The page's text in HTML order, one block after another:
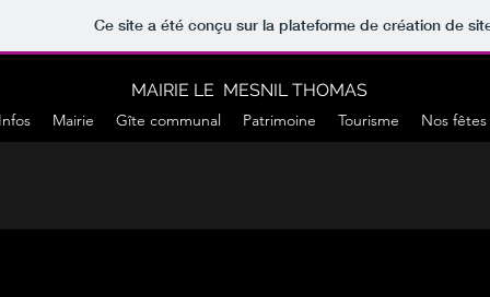
Ce site a été conçu sur la plateforme de création de
MAIRIE LE MESNIL THOMAS
Mairie Gîte communal Patrimoine Tourisme Nos fêtes